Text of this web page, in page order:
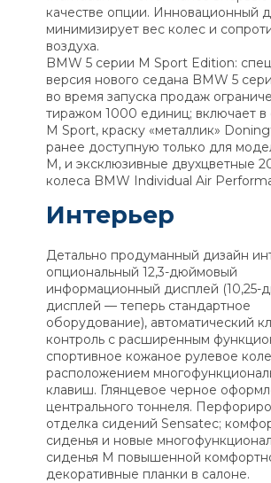
качестве опции. Инновационный
минимизирует вес колес и
воздуха.
BMW 5 серии M Sport Edition:
версия нового седана BMW 5
во время запуска продаж
тиражом 1000 единиц; включает в
M Sport, краску «металлик»
ранее доступную только для
M, и эксклюзивные двухцветные
колеса BMW Individual Air
Интерьер
Детально продуманный дизайн
опциональный 12,3-дюймовый
информационный дисплей (10,25-
дисплей — теперь стандартное
оборудование), автоматический
контроль с расширенным
спортивное кожаное рулевое
расположением
клавиш. Глянцевое черное
центрального тоннеля.
отделка сидений Sensatec;
сиденья и новые
сиденья М повышенной
декоративные планки в салоне.